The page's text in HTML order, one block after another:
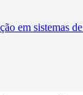
em sistemas